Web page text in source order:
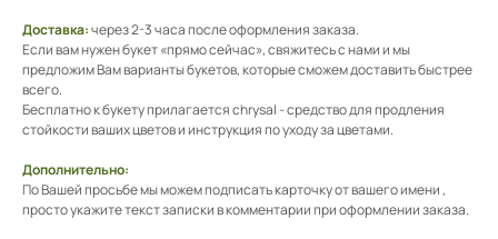
Доставка:через 2-3 часа после оформления заказа.
Если вам нужен букет «прямо сейчас», свяжитесь с нами и мы
предложим Вам варианты букетов, которые сможем доставить быстрее
всего.
Бесплатно к букету прилагается chrysal - средство для продления
стойкости ваших цветов и инструкция по уходу за цветами.
Дополнительно:
По Вашей просьбе мы можем подписать карточку от вашего имени ,
просто укажите текст записки в комментарии при оформлении заказа.